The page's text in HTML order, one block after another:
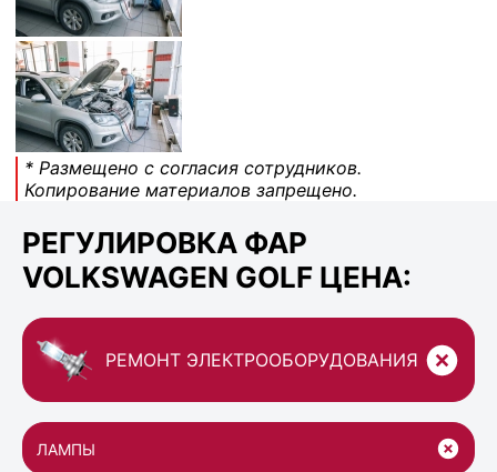
* Размещено с согласия сотрудников.
Копирование материалов запрещено.
РЕГУЛИРОВКА ФАР
VOLKSWAGEN GOLF ЦЕНА:
РЕМОНТ ЭЛЕКТРООБОРУДОВАНИЯ
ЛАМПЫ